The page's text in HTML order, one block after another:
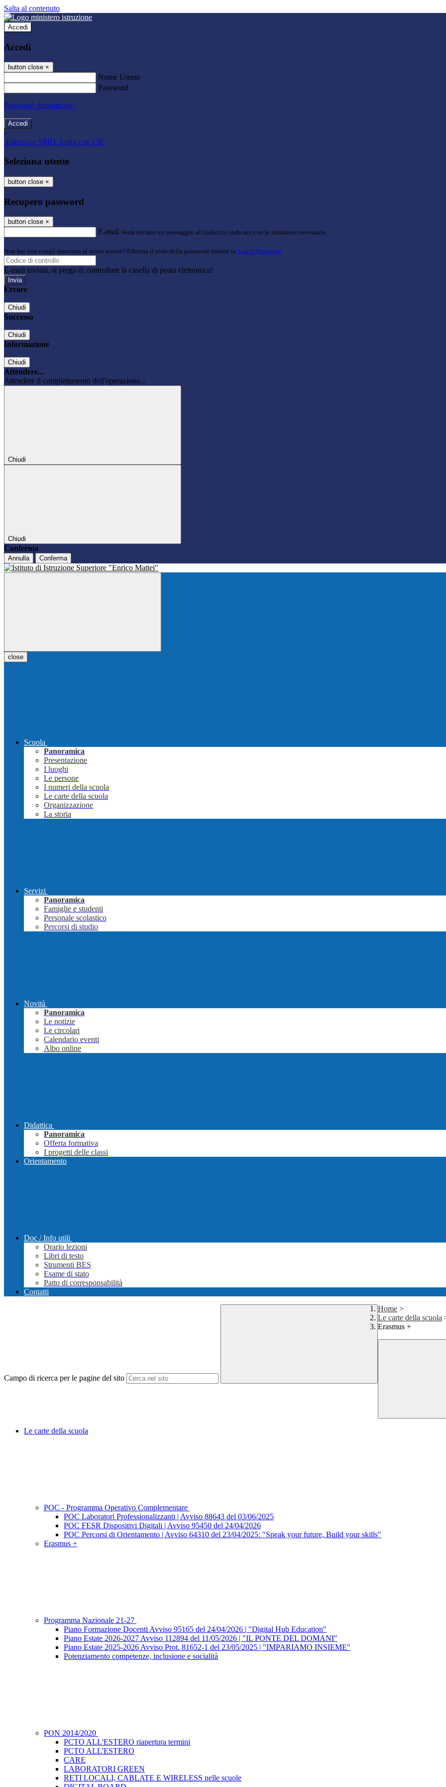
Salta al contenuto
Accedi
Accedi
button close ×
Nome Utente
Password
Password dimenticata?
-
Entra con SPID Entra con CIE
Seleziona utente
button close ×
Recupero password
button close ×
E-mail Verrà inviato un messaggio all'indirizzo indicato con le istruzioni necessarie.
Non hai una e-mail associata al nome utente? Effettua il reset della password tramite la Login Spaggiari
E-mail inviata, si prega di controllare la casella di posta elettronica!
Errore
Chiudi
Successo
Chiudi
Informazione
Chiudi
Attendere...
Attendere il completamento dell'operazione...
Chiudi
Chiudi
Conferma
Annulla Conferma
close
Scuola
Panoramica
Presentazione
I luoghi
Le persone
I numeri della scuola
Le carte della scuola
Organizzazione
La storia
Servizi
Panoramica
Famiglie e studenti
Personale scolastico
Percorsi di studio
Novità
Panoramica
Le notizie
Le circolari
Calendario eventi
Albo online
Didattica
Panoramica
Offerta formativa
I progetti delle classi
Orientamento
Doc / Info utili
Orario lezioni
Libri di testo
Strumenti BES
Esame di stato
Patto di corresponsabilità
Contatti
Campo di ricerca per le pagine del sito
Home >
Le carte della scuola
Erasmus +
Le carte della scuola
POC - Programma Operativo Complementare
POC Laboratori Professionalizzanti | Avviso 88643 del 03/06/2025
POC FESR Dispositivi Digitali | Avviso 95450 del 24/04/2026
POC Percorsi di Orientamento | Avviso 64310 del 23/04/2025: "Speak your future, Build your skills"
Erasmus +
Programma Nazionale 21-27
Piano Formazione Docenti Avviso 95165 del 24/04/2026 | "Digital Hub Education"
Piano Estate 2026-2027 Avviso 112894 del 11/05/2026 | "IL PONTE DEL DOMANI"
Piano Estate 2025-2026 Avviso Prot. 81652-1 del 23/05/2025 | "IMPARIAMO INSIEME"
Potenziamento competenze, inclusione e socialità
PON 2014/2020
PCTO ALL'ESTERO riapertura termini
PCTO ALL'ESTERO
CARE
LABORATORI GREEN
RETI LOCALI, CABLATE E WIRELESS nelle scuole